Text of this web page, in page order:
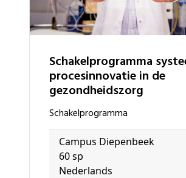
schakelprogramma systeem-en
procesinnovatie in de
gezondheidszorg
schakelprogramma
Campus Diepenbeek
60 sp
Nederlands